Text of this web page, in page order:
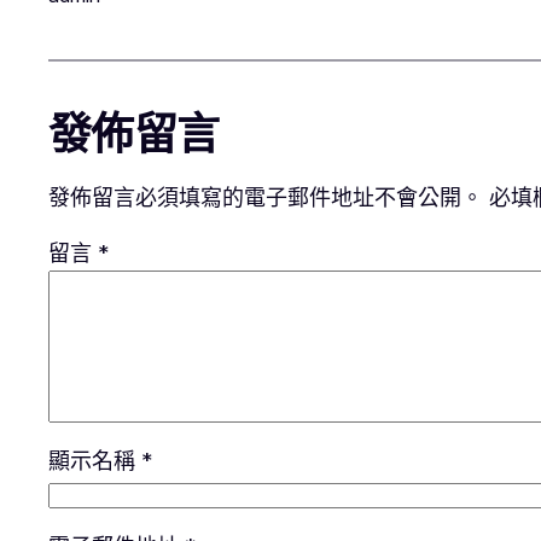
發佈留言
發佈留言必須填寫的電子郵件地址不會公開。 必填
留言 *
顯示名稱 *